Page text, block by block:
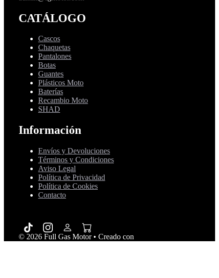
CATÁLOGO
Cascos
Chaquetas
Pantalones
Botas
Guantes
Plásticos Moto
Baterías
Recambio Moto
SHAD
Información
Envíos y Devoluciones
Términos y Condiciones
Aviso Legal
Política de Privacidad
Política de Cookies
Contacto
© 2026 Full Gas Motor• Creado con